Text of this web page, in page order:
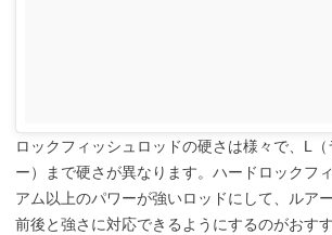
ロックフィッシュロッドの硬さは様々で、L
ー）まで硬さが異なります。ハードロックフ
アム以上のパワーが強いロッドにして、ルア
前後と強さに対応できるようにするのがおすす